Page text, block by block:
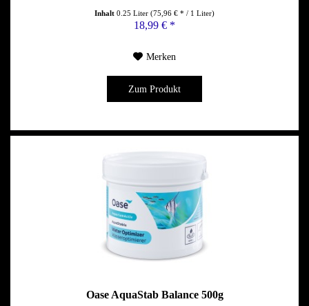
Inhalt0.25 Liter(75,96 € * / 1 Liter)
18,99 € *
Merken
Zum Produkt
Oase AquaStab Balance 500g